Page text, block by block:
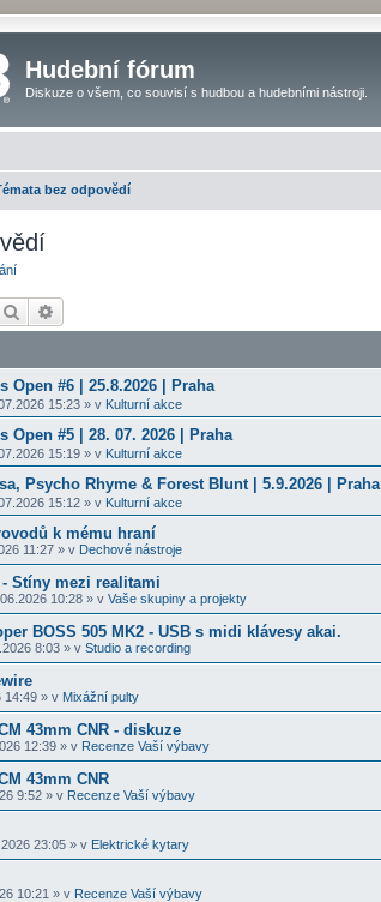
Hudební fórum
Diskuze o všem, co souvisí s hudbou a hudebními nástroji.
bez odpovědí
Hledat
Open #6 | 25.8.2026 | Praha
15:23 » v Kulturní akce
Open #5 | 28. 07. 2026 | Praha
15:19 » v Kulturní akce
Psycho Rhyme & Forest Blunt | 5.9.2026 | Praha
15:12 » v Kulturní akce
k mému hraní
11:27 » v Dechové nástroje
Stíny mezi realitami
10:28 » v Vaše skupiny a projekty
BOSS 505 MK2 - USB s midi klávesy akai.
8:03 » v Studio a recording
14:49 » v Mixážní pulty
43mm CNR - diskuze
12:39 » v Recenze Vaší výbavy
43mm CNR
9:52 » v Recenze Vaší výbavy
23:05 » v Elektrické kytary
10:21 » v Recenze Vaší výbavy